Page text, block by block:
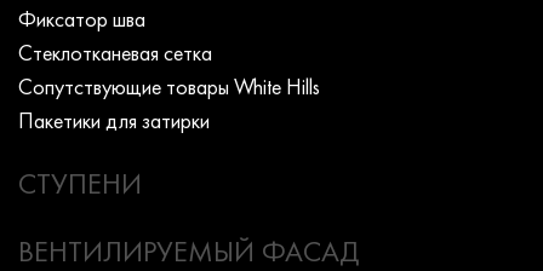
Фиксатор шва
Стеклотканевая сетка
Сопутствующие товары White Hills
Пакетики для затирки
СТУПЕНИ
ВЕНТИЛИРУЕМЫЙ ФАСАД